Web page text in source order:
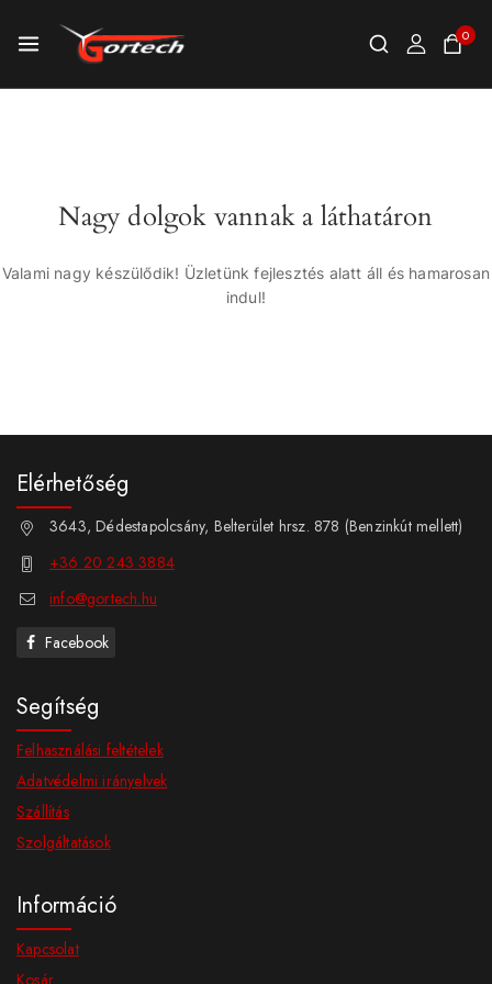
0
Nagy dolgok vannak a láthatáron
Valami nagy készülődik! Üzletünk fejlesztés alatt áll és hamarosan
indul!
Elérhetőség
3643, Dédestapolcsány, Belterület hrsz. 878 (Benzinkút mellett)
+36 20 243 3884
info@gortech.hu
Facebook
Segítség
Felhasználási feltételek
Adatvédelmi irányelvek
Szállítás
Szolgáltatások
Információ
Kapcsolat